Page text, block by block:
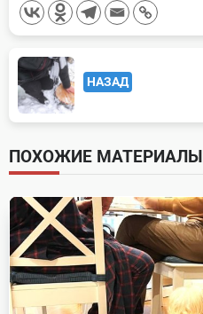
<span
class="nav-
subtitle
screen-
reader-
text">Page</span>
НАЗАД
ПОХОЖИЕ МАТЕРИАЛЫ